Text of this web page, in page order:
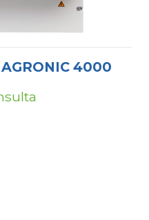
4000